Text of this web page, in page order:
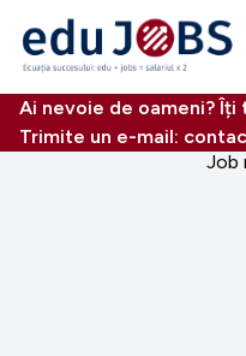
Ai nevoie de oameni?
Trimite un e-mail:
Job